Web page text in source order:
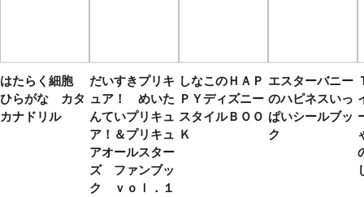
はたらく細胞
ひらがな カタ
カナドリル
だいすきプリキ
ュア！ めいた
んていプリキュ
ア！＆プリキュ
アオールスター
ズ ファンブッ
ク ｖｏｌ．１
しなこのＨＡＰ
ＰＹディズニー
スタイルＢＯＯ
Ｋ
エスターバニー
のハピネスいっ
ぱいシールブッ
ク